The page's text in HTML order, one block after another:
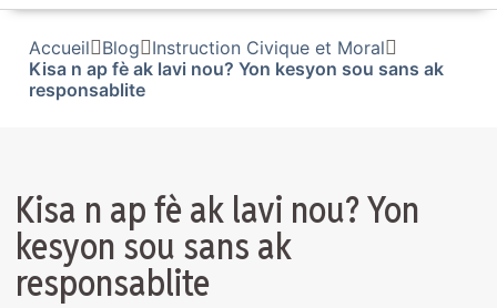
Accueil Blog
Instruction Civique et Moral
Kisa n ap fè ak lavi nou? Yon kesyon sou sans ak
responsablite
Kisa n ap fè ak lavi nou? Yon
kesyon sou sans ak
responsablite